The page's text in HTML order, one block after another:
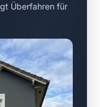
Überfahren für